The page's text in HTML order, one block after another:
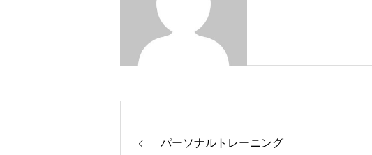
パーソナルトレーニング